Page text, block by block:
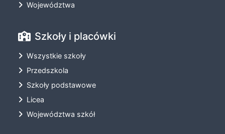
Województwa
Szkoły i placówki
Wszystkie szkoły
Przedszkola
Szkoły podstawowe
Licea
Województwa szkół